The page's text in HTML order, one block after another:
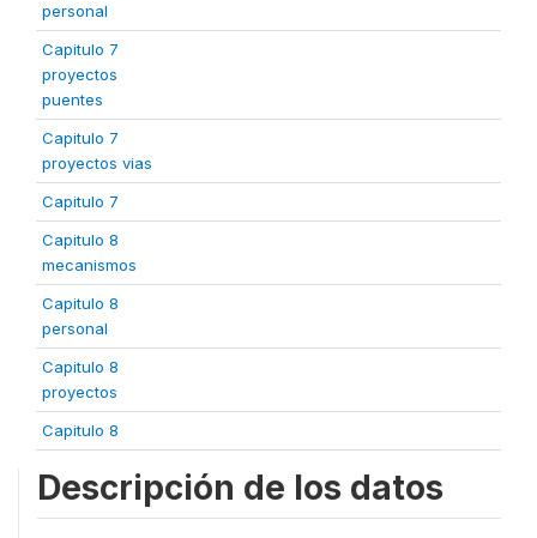
personal
Capitulo 7
proyectos
puentes
Capitulo 7
proyectos vias
Capitulo 7
Capitulo 8
mecanismos
Capitulo 8
personal
Capitulo 8
proyectos
Capitulo 8
Descripción de los datos